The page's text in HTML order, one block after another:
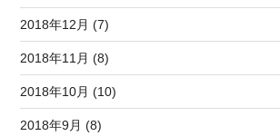
2018年12月 (7)
2018年11月 (8)
2018年10月 (10)
2018年9月 (8)